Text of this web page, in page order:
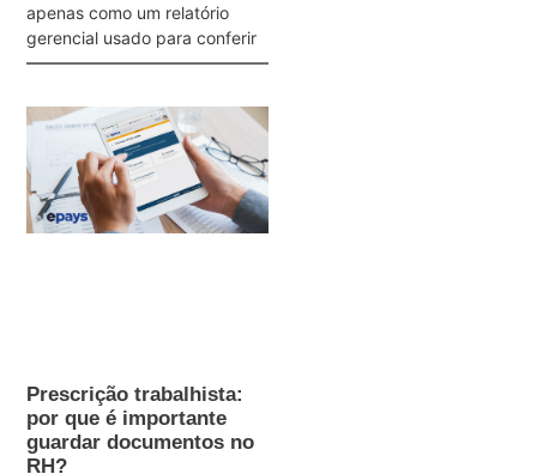
apenas como um relatório
gerencial usado para conferir
Prescrição trabalhista:
por que é importante
guardar documentos no
RH?